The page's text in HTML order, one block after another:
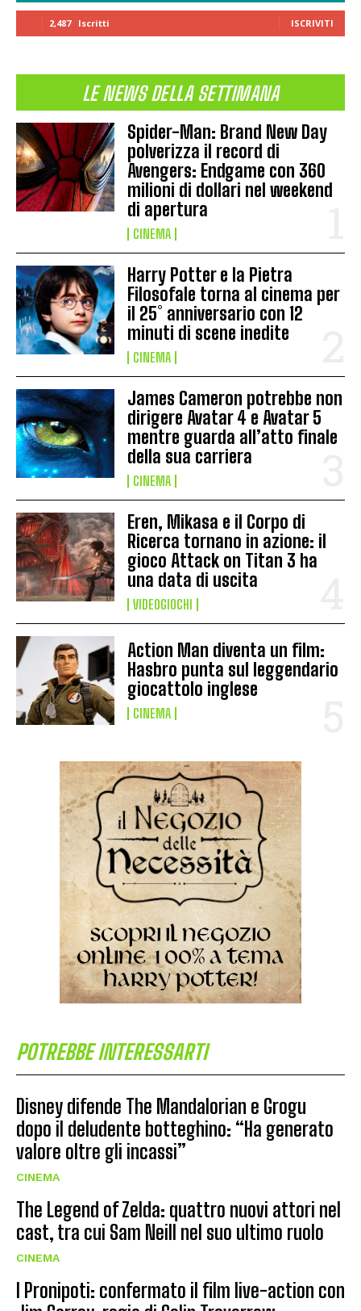
2,487 Iscritti ISCRIVITI
LE NEWS DELLA SETTIMANA
Spider-Man: Brand New Day
polverizza il record di
Avengers: Endgame con 360
milioni di dollari nel weekend
di apertura
CINEMA
Harry Potter e la Pietra
Filosofale torna al cinema per
il 25° anniversario con 12
minuti di scene inedite
CINEMA
James Cameron potrebbe non
dirigere Avatar 4 e Avatar 5
mentre guarda all’atto finale
della sua carriera
CINEMA
Eren, Mikasa e il Corpo di
Ricerca tornano in azione: il
gioco Attack on Titan 3 ha
una data di uscita
VIDEOGIOCHI
Action Man diventa un film:
Hasbro punta sul leggendario
giocattolo inglese
CINEMA
POTREBBE INTERESSARTI
Disney difende The Mandalorian e Grogu
dopo il deludente botteghino: “Ha generato
valore oltre gli incassi”
CINEMA
The Legend of Zelda: quattro nuovi attori nel
cast, tra cui Sam Neill nel suo ultimo ruolo
CINEMA
I Pronipoti: confermato il film live-action con